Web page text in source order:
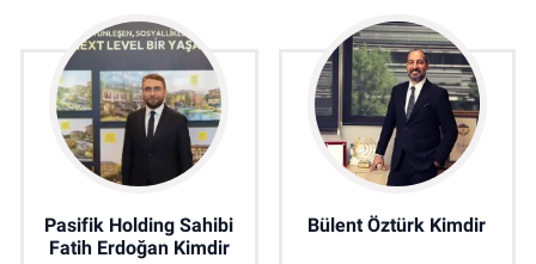
Pasifik Holding Sahibi
Fatih Erdoğan Kimdir
Bülent Öztürk Kimdir